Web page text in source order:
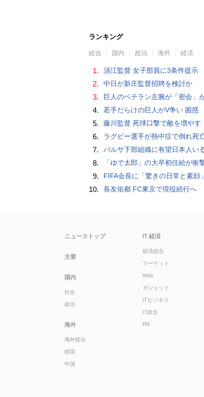
ランキング
総合 国内 政治 海外 経済
1. 須江監督 女子部員に3条件提示
2. 中日が新庄監督招聘を検討か
3. 巨人のベテラン左腕が「密会」
4. 若手だらけの巨人がV争い 困惑
5. 藤川監督 死球口撃で敵を増やす
6. ラグビー選手が熱中症で倒れ死
7. バルサ下部組織に有望日本人い
8. 「ゆで太郎」の大卒初任給が衝
9. FIFA会長に「驚きの日常と素顔」
10. 長友佑都 FC東京で現役続行へ
ニューストップ
主要
国内
社会
政治
海外
海外総合
韓国
中国
IT 経済
経済総合
マーケット
Web
ガジェット
ITビジネス
IT総合
PR